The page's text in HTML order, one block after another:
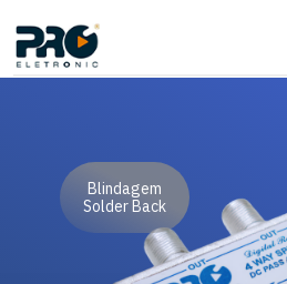
Blindagem
Solder Back